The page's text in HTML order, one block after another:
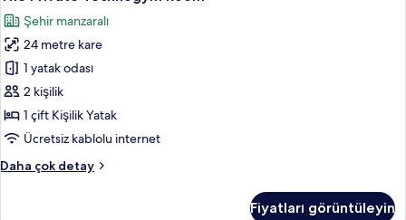
fotoğrafları
görün
at
5,000
won
per
person)
hakkında
daha
fazla
Private
Technogym
Room
için
tüm
fotoğrafları
görün
Şehir manzaralı
24 metre kare
1 yatak odası
2 kişilik
1 çift Kişilik Yatak
Ücretsiz kablolu internet
Daha çok detay
The
Fiyatları görüntüleyin